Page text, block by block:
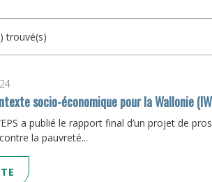
trouvé(s)
socio-économique pour la Wallonie
a publié le rapport final d’un projet de
la pauvreté...